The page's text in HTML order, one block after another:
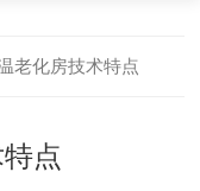
老化房技术特点
点